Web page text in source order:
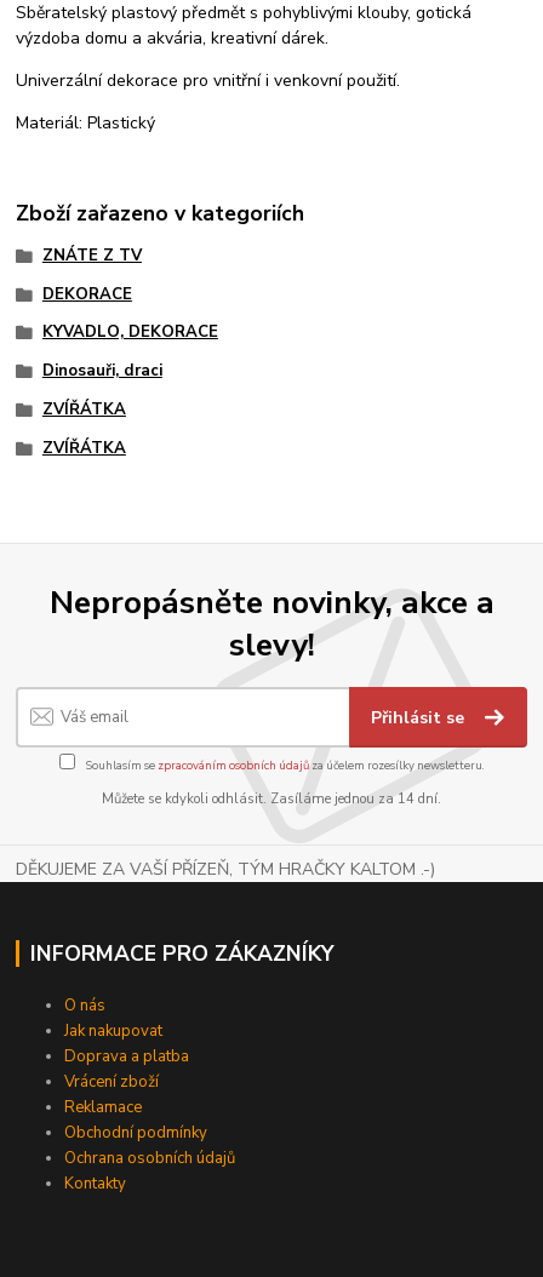
Sběratelský plastový předmět s pohyblivými klouby, gotická
výzdoba domu a akvária, kreativní dárek.
Univerzální dekorace pro vnitřní i venkovní použití.
Materiál: Plastický
Zboží zařazeno v kategoriích
ZNÁTE Z TV
DEKORACE
KYVADLO, DEKORACE
Dinosauři, draci
ZVÍŘÁTKA
ZVÍŘÁTKA
Nepropásněte novinky, akce a
slevy!
Přihlásit se
Souhlasím se zpracováním osobních údajůza účelem rozesílky newsletteru.
Můžete se kdykoli odhlásit. Zasíláme jednou za 14 dní.
DĚKUJEME ZA VAŠÍ PŘÍZEŇ, TÝM HRAČKY KALTOM .-)
INFORMACE PRO ZÁKAZNÍKY
O nás
Jak nakupovat
Doprava a platba
Vrácení zboží
Reklamace
Obchodní podmínky
Ochrana osobních údajů
Kontakty